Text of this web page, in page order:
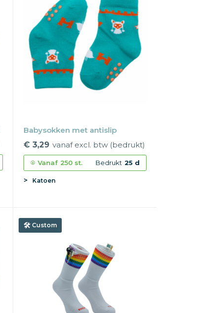
Babysokken met antislip
€ 3,29 vanaf excl. btw (bedrukt)
Vanaf 250 st. Bedrukt 25 d
Katoen
Custom